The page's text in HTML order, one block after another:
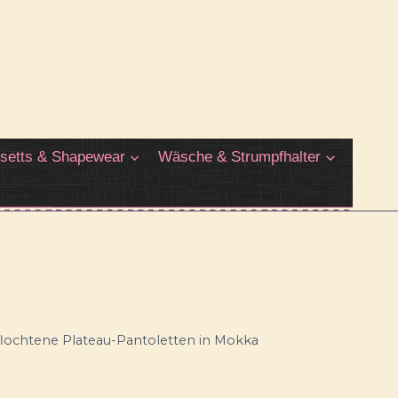
& Shapewear Wäsche & Strumpfhalter
Plateau-Pantoletten in Mokka